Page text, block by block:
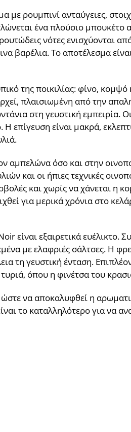
με ρουμπινί ανταύγειες,
ένα πλούσιο
νότες ενισχύονται
βαρέλια. Το αποτέλεσμα
της ποικιλίας: φίνο,
πλαισιωμένη από την
στη γευστική εμπειρία.
επίγευση είναι μακρά,
όσο και στην
και οι ήπιες τεχνικές
και χωρίς να χάνεται η
για μερικά χρόνια στο
εξαιρετικά ευέλικτο.
με ελαφριές σάλτσες. Η
τη γευστική ένταση.
όπου η φινέτσα του
να αποκαλυφθεί η
το καταλληλότερο για να